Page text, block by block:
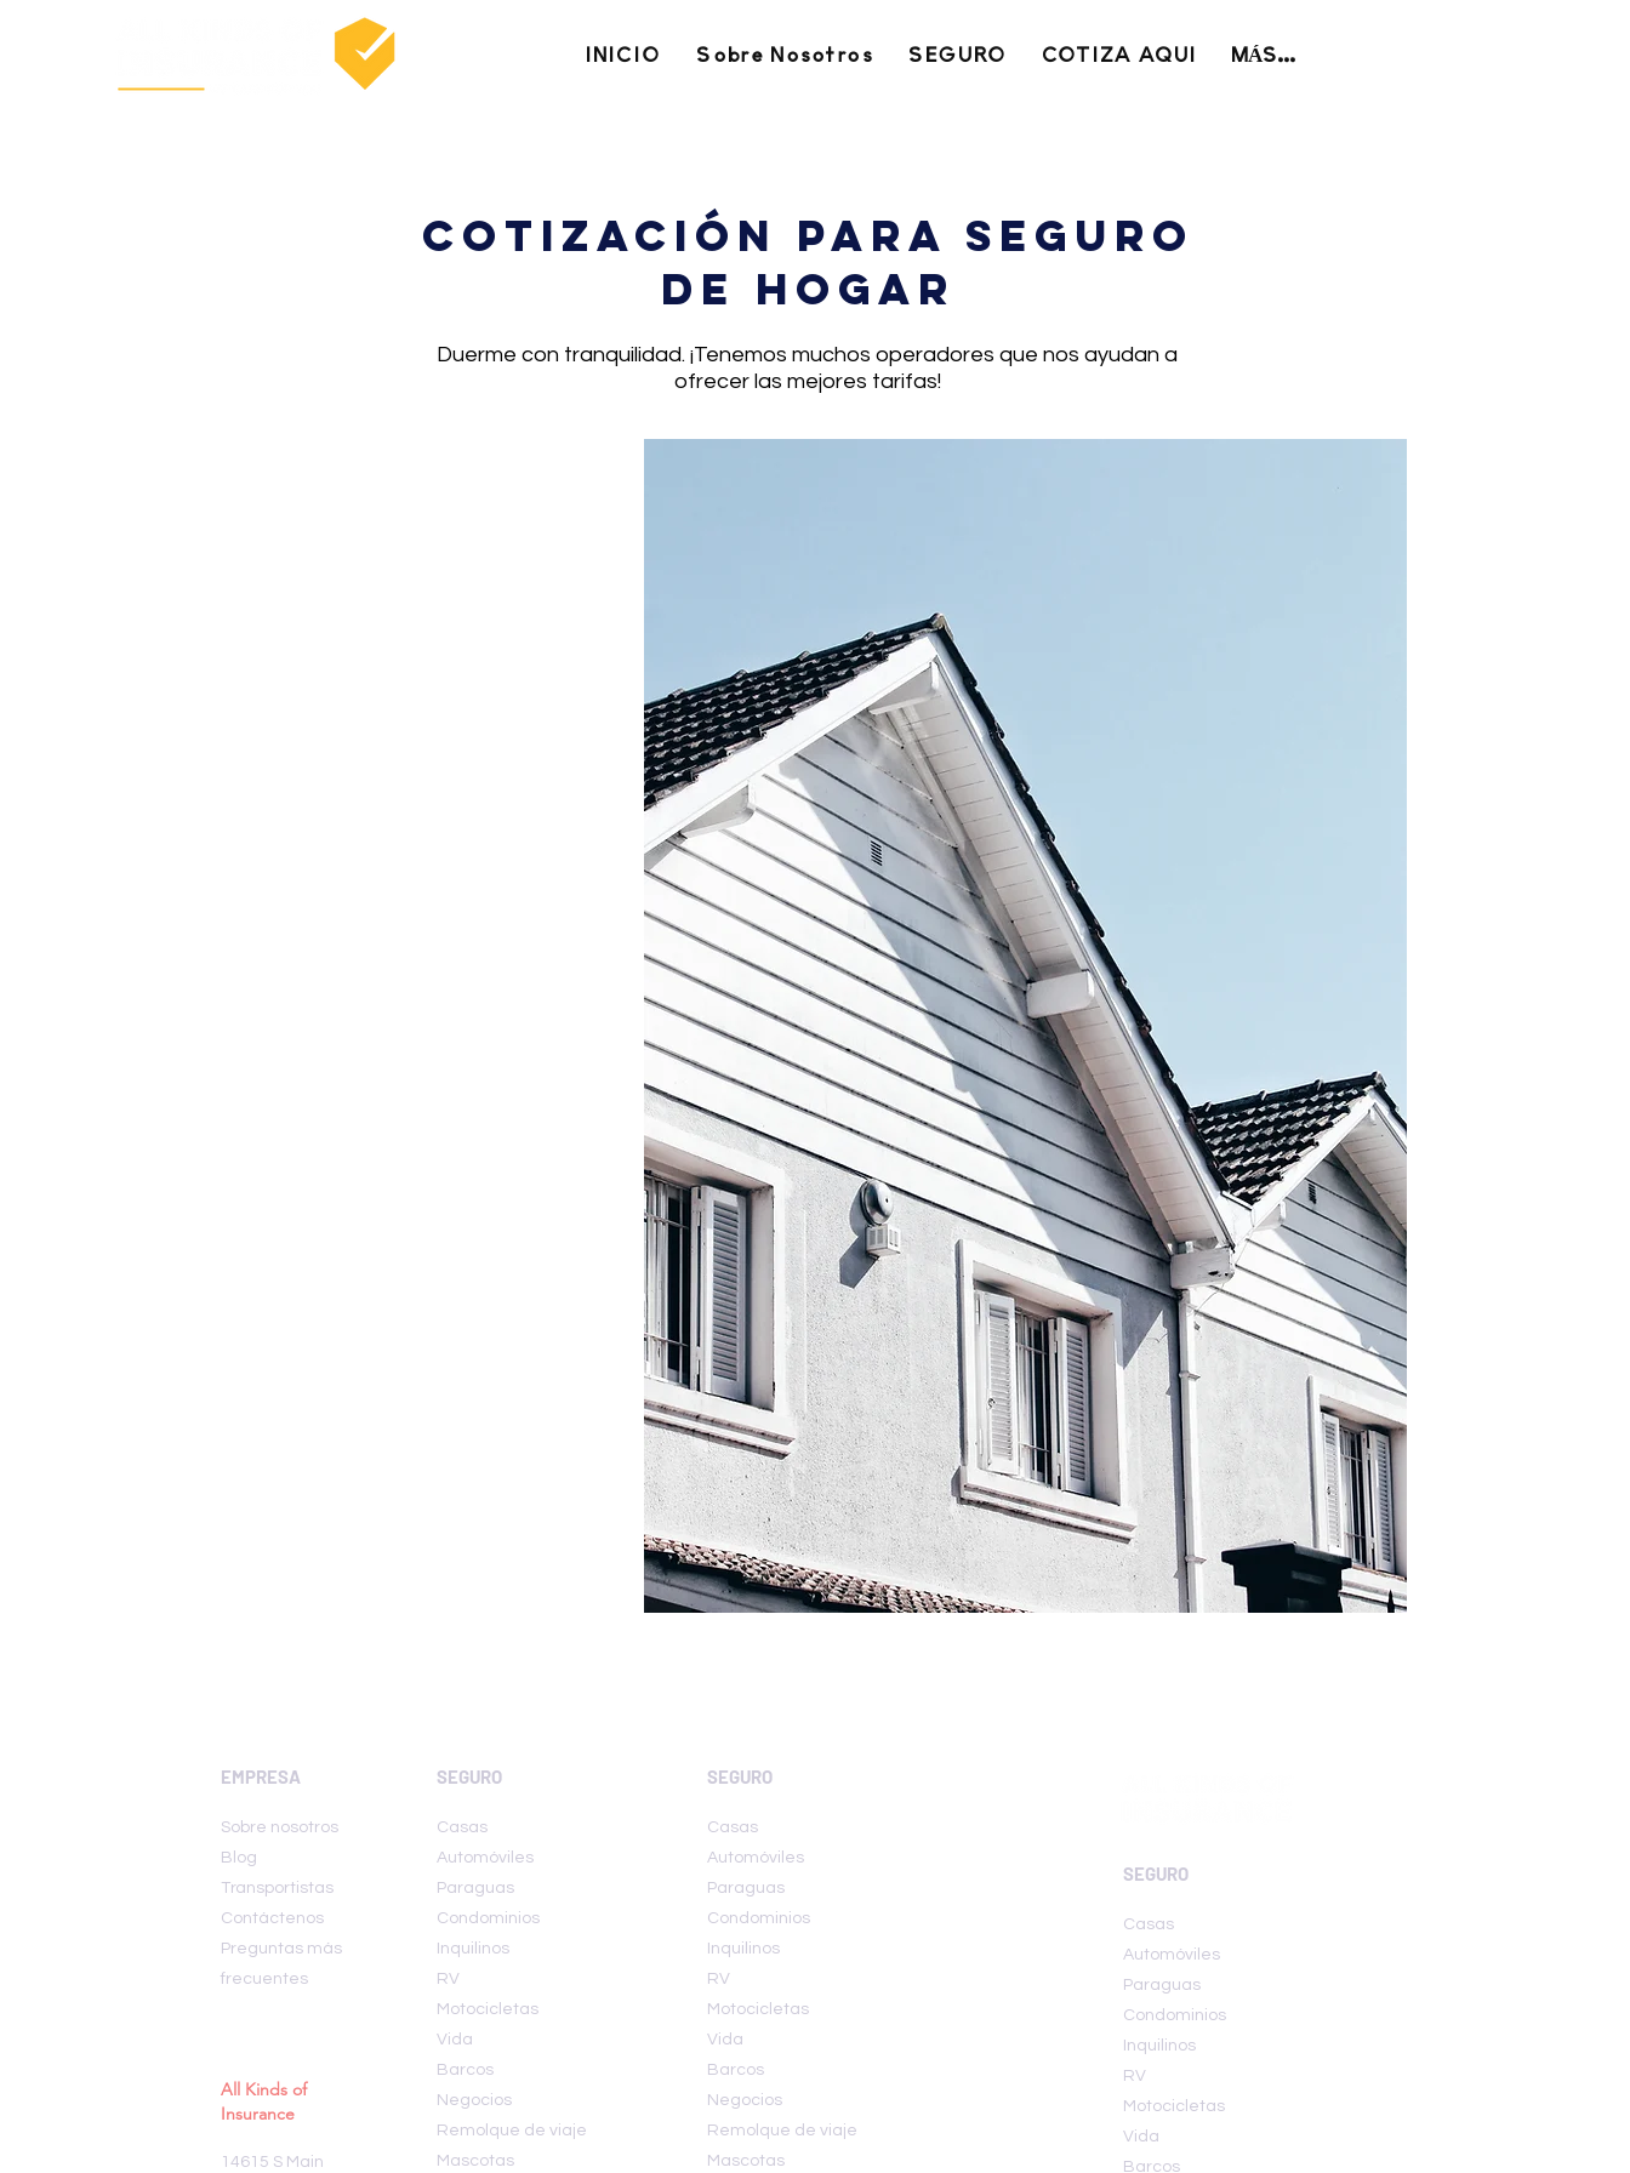
INICIO Sobre Nosotros SEGURO COTIZA AQUI MÁS...
Cotización para seguro
de hogar
Duerme con tranquilidad. ¡Tenemos muchos operadores que nos ayudan a
ofrecer las mejores tarifas!
EMPRESA
Sobre nosotros
Blog
Transportistas
Contáctenos
Preguntas más
frecuentes
All Kinds of
Insurance
14615 S Main
SEGURO
Casas
Automóviles
Paraguas
Condominios
Inquilinos
RV
Motocicletas
Vida
Barcos
Negocios
Remolque de viaje
Mascotas
SEGURO
Casas
Automóviles
Paraguas
Condominios
Inquilinos
RV
Motocicletas
Vida
Barcos
Negocios
Remolque de viaje
Mascotas
SEGURO
Casas
Automóviles
Paraguas
Condominios
Inquilinos
RV
Motocicletas
Vida
Barcos